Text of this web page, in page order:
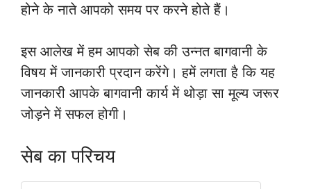
होने के नाते आपको समय पर करने होते हैं।
इस आलेख में हम आपको सेब की उन्नत बागवानी के
विषय में जानकारी प्रदान करेंगे। हमें लगता है कि यह
जानकारी आपके बागवानी कार्य में थोड़ा सा मूल्य जरूर
जोड़ने में सफल होगी।
सेब का परिचय